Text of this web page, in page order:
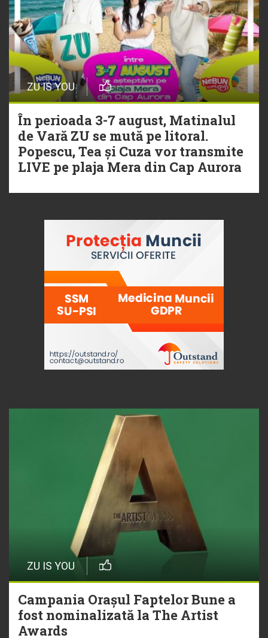
ZU IS YOU
În perioada 3-7 august, Matinalul
de Vară ZU se mută pe litoral.
Popescu, Tea și Cuza vor transmite
LIVE pe plaja Mera din Cap Aurora
ZU IS YOU
Campania Orașul Faptelor Bune a
fost nominalizată la The Artist
Awards